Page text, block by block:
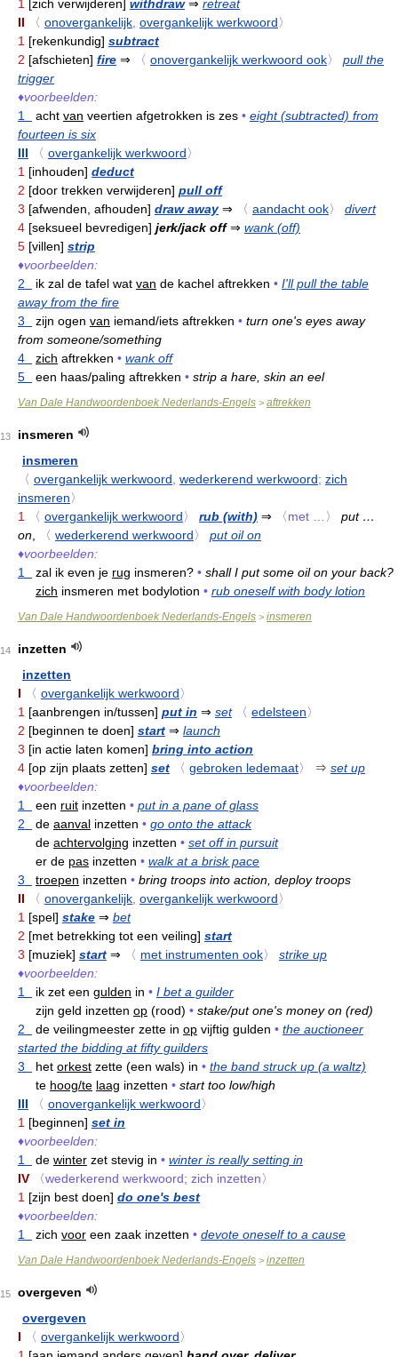
1 [zich verwijderen] withdraw⇒ retreat
II
〈 onovergankelijk overgankelijk werkwoord〉
1 [rekenkundig] subtract
2 [afschieten] fire ⇒ 〈 onovergankelijk werkwoord ook〉
pull the
trigger
♦voorbeelden:
1
acht van veertien afgetrokken is zes • eight (subtracted) from
fourteen is six
III
〈 overgankelijk werkwoord〉
1 [inhouden] deduct
2 [door trekken verwijderen] pull off
3 [afwenden, afhouden] draw away⇒ 〈 aandacht ook〉
divert
4 [seksueel bevredigen] jerk/jack off⇒ wank (off)
5 [villen] strip
♦voorbeelden:
2
ik zal de tafel wat van de kachel aftrekken • I'll pull the table
away from the fire
3
zijn ogen van iemand/iets aftrekken • turn one's eyes away
from someone/something
4
zich aftrekken • wank off
5
een haas/paling aftrekken • strip a hare, skin an eel
Van Dale Handwoordenboek Nederlands-Engels > aftrekken
13
insmeren
insmeren
〈 overgankelijk werkwoord wederkerend werkwoord; zich
insmeren〉
1
〈 overgankelijk werkwoord〉 rub (with) ⇒ 〈met …〉
put …
on
〈 wederkerend werkwoord〉
put oil on
♦voorbeelden:
1
zal ik even je rug insmeren? • shall I put some oil on your back?
zich insmeren met bodylotion • rub oneself with body lotion
Van Dale Handwoordenboek Nederlands-Engels > insmeren
14
inzetten
inzetten
I
〈 overgankelijk werkwoord〉
1 [aanbrengen in/tussen] put in ⇒ set 〈 edelsteen〉
2 [beginnen te doen] start ⇒ launch
3 [in actie laten komen] bring into action
4 [op zijn plaats zetten] set 〈 gebroken ledemaat〉 ⇒ set up
♦voorbeelden:
1
een ruit inzetten • put in a pane of glass
2
de aanval inzetten • go onto the attack
de achtervolging inzetten • set off in pursuit
er de pas inzetten • walk at a brisk pace
3
troepen inzetten • bring troops into action, deploy troops
II
〈 onovergankelijk overgankelijk werkwoord〉
1 [spel] stake ⇒ bet
2 [met betrekking tot een veiling] start
3 [muziek] start ⇒ 〈 met instrumenten ook〉
strike up
♦voorbeelden:
1
ik zet een gulden in • I bet a guilder
zijn geld inzetten op (rood) • stake/put one's money on (red)
2
de veilingmeester zette in op vijftig gulden • the auctioneer
started the bidding at fifty guilders
3
het orkest zette (een wals) in • the band struck up (a waltz)
te hoog/te laag inzetten • start too low/high
III
〈 onovergankelijk werkwoord〉
1 [beginnen] set in
♦voorbeelden:
1
de winter zet stevig in • winter is really setting in
IV
〈wederkerend werkwoord; zich inzetten〉
1 [zijn best doen] do one's best
♦voorbeelden:
1
zich voor een zaak inzetten • devote oneself to a cause
Van Dale Handwoordenboek Nederlands-Engels > inzetten
15
overgeven
overgeven
I
〈 overgankelijk werkwoord〉